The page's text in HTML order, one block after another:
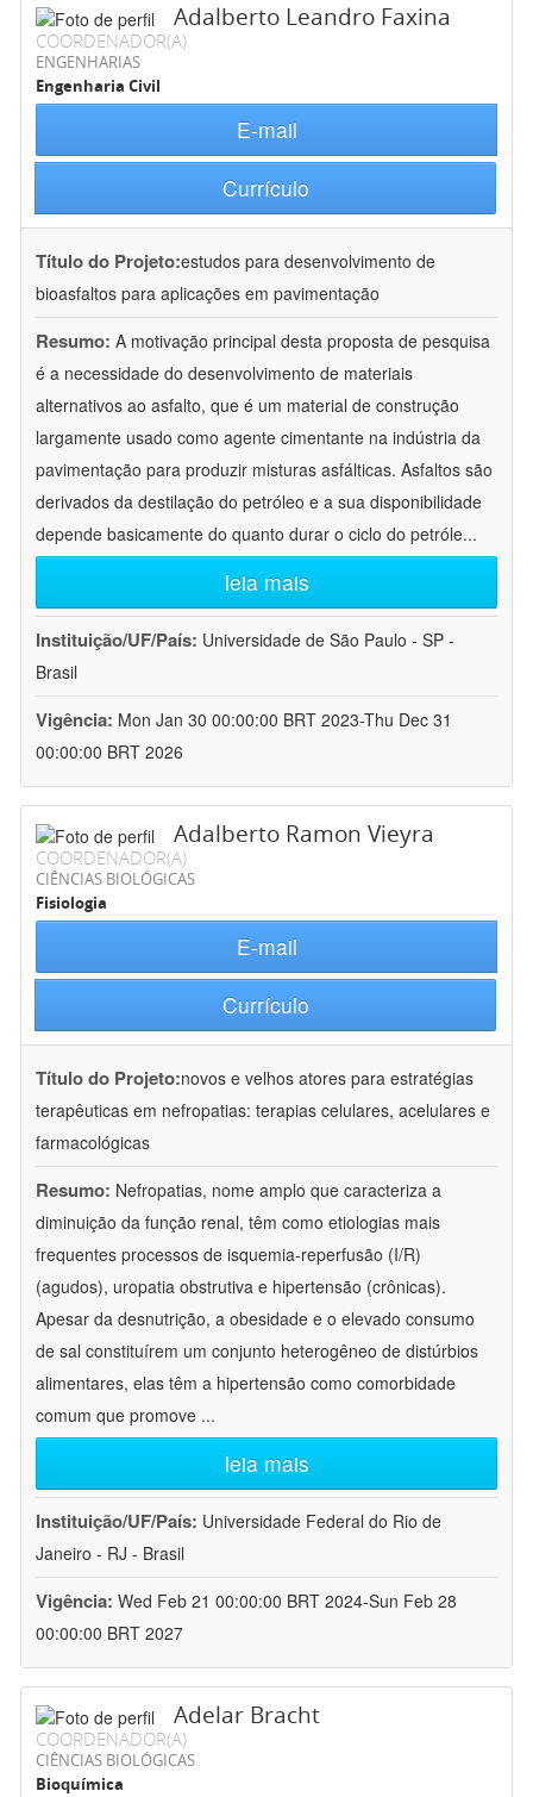
Adalberto Leandro Faxina
COORDENADOR(A)
ENGENHARIAS
Engenharia Civil
E-mail
Currículo
Título do Projeto:estudos para desenvolvimento de
bioasfaltos para aplicações em pavimentação
Resumo: A motivação principal desta proposta de pesquisa
é a necessidade do desenvolvimento de materiais
alternativos ao asfalto, que é um material de construção
largamente usado como agente cimentante na indústria da
pavimentação para produzir misturas asfálticas. Asfaltos são
derivados da destilação do petróleo e a sua disponibilidade
depende basicamente do quanto durar o ciclo do petróle...
leia mais
Instituição/UF/País: Universidade de São Paulo - SP -
Brasil
Vigência: Mon Jan 30 00:00:00 BRT 2023-Thu Dec 31
00:00:00 BRT 2026
Adalberto Ramon Vieyra
COORDENADOR(A)
CIÊNCIAS BIOLÓGICAS
Fisiologia
E-mail
Currículo
Título do Projeto:novos e velhos atores para estratégias
terapêuticas em nefropatias: terapias celulares, acelulares e
farmacológicas
Resumo: Nefropatias, nome amplo que caracteriza a
diminuição da função renal, têm como etiologias mais
frequentes processos de isquemia-reperfusão (I/R)
(agudos), uropatia obstrutiva e hipertensão (crônicas).
Apesar da desnutrição, a obesidade e o elevado consumo
de sal constituírem um conjunto heterogêneo de distúrbios
alimentares, elas têm a hipertensão como comorbidade
comum que promove ...
leia mais
Instituição/UF/País: Universidade Federal do Rio de
Janeiro - RJ - Brasil
Vigência: Wed Feb 21 00:00:00 BRT 2024-Sun Feb 28
00:00:00 BRT 2027
Adelar Bracht
COORDENADOR(A)
CIÊNCIAS BIOLÓGICAS
Bioquímica